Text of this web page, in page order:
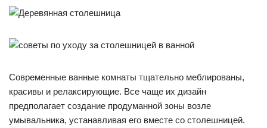
Современные ванные комнаты тщательно меблированы,
красивы и релаксирующие. Все чаще их дизайн
предполагает создание продуманной зоны возле
умывальника, устанавливая его вместе со столешницей.